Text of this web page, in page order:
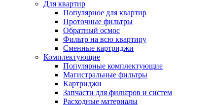
Для квартир
Популярное для квартир
Проточные фильтры
Обратный осмос
Фильтр на всю квартиру
Сменные картриджи
Комплектующие
Популярные комплектующие
Магистральные фильтры
Картриджи
Запчасти для фильтров и систем
Расходные материалы